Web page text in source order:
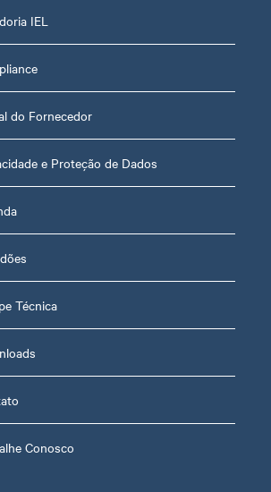
IEL
do Fornecedor
e Proteção de Dados
Técnica
Conosco